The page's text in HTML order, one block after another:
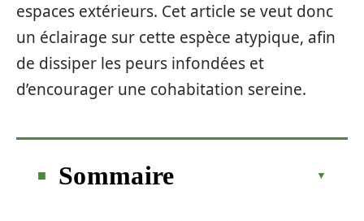
espaces extérieurs. Cet article se veut donc
un éclairage sur cette espèce atypique, afin
de dissiper les peurs infondées et
d’encourager une cohabitation sereine.
Sommaire